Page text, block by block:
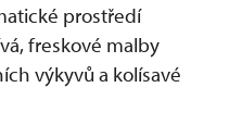
prostředí
freskové malby
výkyvů a kolísavé